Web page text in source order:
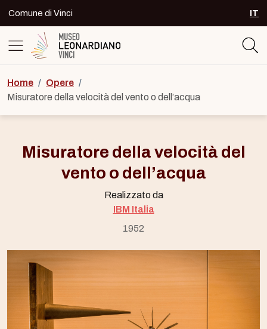
Comune di Vinci IT
Home / Opere /
Misuratore della velocità del vento o dell’acqua
Misuratore della velocità del
vento o dell’acqua
Realizzato da
IBM Italia
1952